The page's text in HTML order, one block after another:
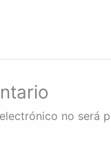
no será